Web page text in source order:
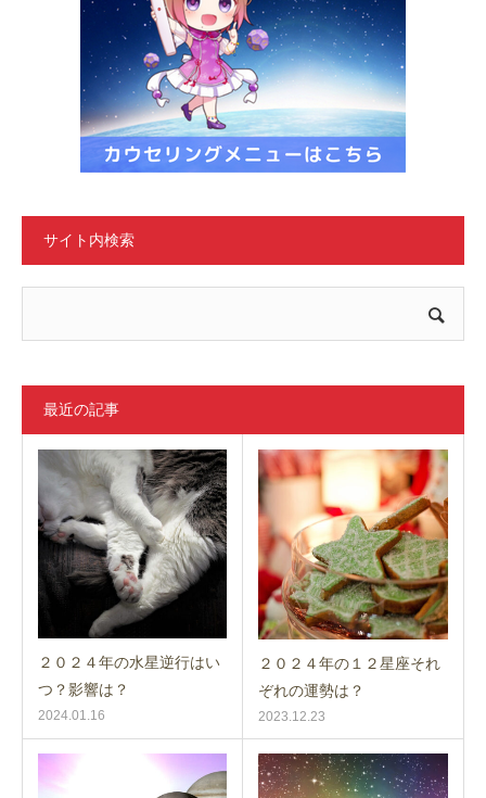
サイト内検索
最近の記事
２０２４年の水星逆行はい
つ？影響は？
2024.01.16
２０２４年の１２星座それ
ぞれの運勢は？
2023.12.23